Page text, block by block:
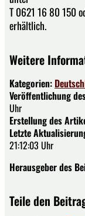
T 0621 16 80 150
erhältlich.
Weitere
Kategorien:
Veröffentlichung
Uhr
Erstellung des
Letzte
21:12:03 Uhr
Herausgeber des
Teile den